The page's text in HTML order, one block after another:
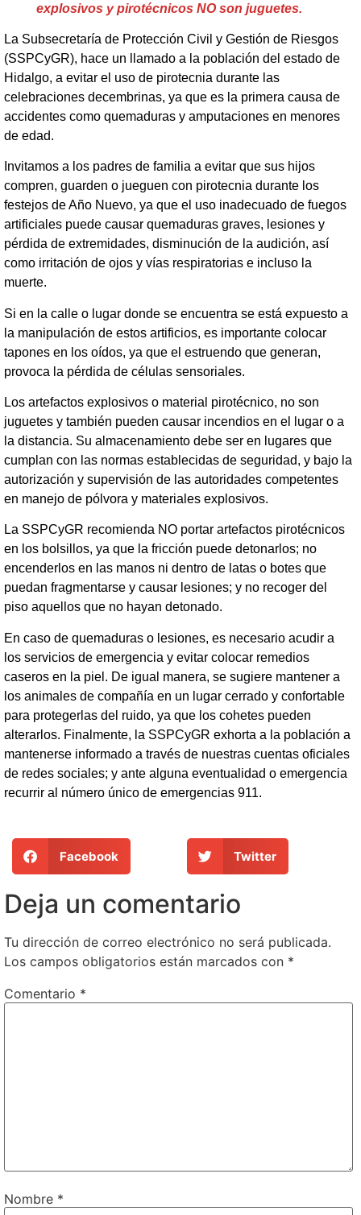
explosivos y pirotécnicos NO son juguetes.
La Subsecretaría de Protección Civil y Gestión de Riesgos
(SSPCyGR), hace un llamado a la población del estado de
Hidalgo, a evitar el uso de pirotecnia durante las
celebraciones decembrinas, ya que es la primera causa de
accidentes como quemaduras y amputaciones en menores
de edad.
Invitamos a los padres de familia a evitar que sus hijos
compren, guarden o jueguen con pirotecnia durante los
festejos de Año Nuevo, ya que el uso inadecuado de fuegos
artificiales puede causar quemaduras graves, lesiones y
pérdida de extremidades, disminución de la audición, así
como irritación de ojos y vías respiratorias e incluso la
muerte.
Si en la calle o lugar donde se encuentra se está expuesto a
la manipulación de estos artificios, es importante colocar
tapones en los oídos, ya que el estruendo que generan,
provoca la pérdida de células sensoriales.
Los artefactos explosivos o material pirotécnico, no son
juguetes y también pueden causar incendios en el lugar o a
la distancia. Su almacenamiento debe ser en lugares que
cumplan con las normas establecidas de seguridad, y bajo la
autorización y supervisión de las autoridades competentes
en manejo de pólvora y materiales explosivos.
La SSPCyGR recomienda NO portar artefactos pirotécnicos
en los bolsillos, ya que la fricción puede detonarlos; no
encenderlos en las manos ni dentro de latas o botes que
puedan fragmentarse y causar lesiones; y no recoger del
piso aquellos que no hayan detonado.
En caso de quemaduras o lesiones, es necesario acudir a
los servicios de emergencia y evitar colocar remedios
caseros en la piel. De igual manera, se sugiere mantener a
los animales de compañía en un lugar cerrado y confortable
para protegerlas del ruido, ya que los cohetes pueden
alterarlos. Finalmente, la SSPCyGR exhorta a la población a
mantenerse informado a través de nuestras cuentas oficiales
de redes sociales; y ante alguna eventualidad o emergencia
recurrir al número único de emergencias 911.
Facebook Twitter
Deja un comentario
Tu dirección de correo electrónico no será publicada.
Los campos obligatorios están marcados con *
Comentario *
Nombre *